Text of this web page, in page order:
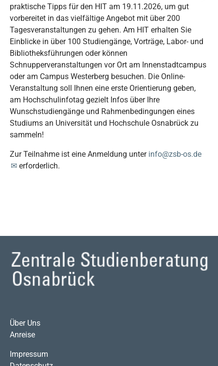
praktische Tipps für den HIT am 19.11.2026, um gut
vorbereitet in das vielfältige Angebot mit über 200
Tagesveranstaltungen zu gehen. Am HIT erhalten Sie
Einblicke in über 100 Studiengänge, Vorträge, Labor- und
Bibliotheksführungen oder können
Schnupperveranstaltungen vor Ort am Innenstadtcampus
oder am Campus Westerberg besuchen. Die Online-
Veranstaltung soll Ihnen eine erste Orientierung geben,
am Hochschulinfotag gezielt Infos über Ihre
Wunschstudiengänge und Rahmenbedingungen eines
Studiums an Universität und Hochschule Osnabrück zu
sammeln!
Zur Teilnahme ist eine Anmeldung unter info@zsb-os.de
erforderlich.
Über Uns
Anreise
Impressum